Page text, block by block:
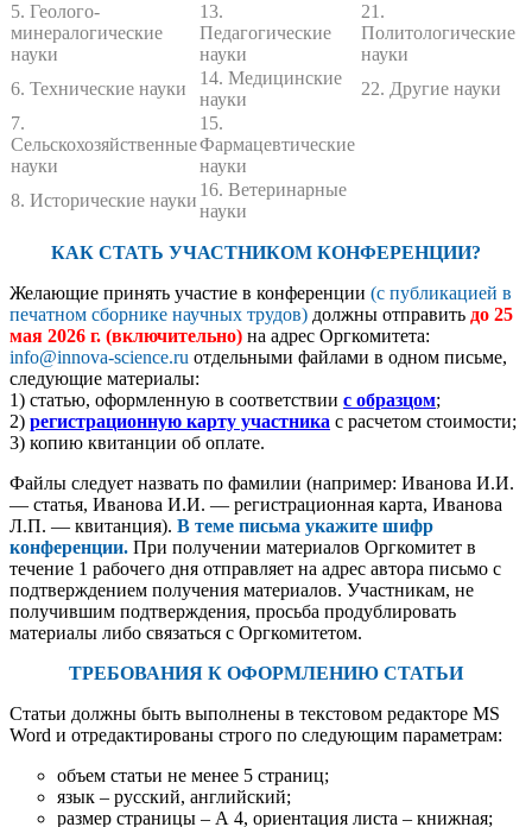
5. Геолого-
минералогические
науки
13.
Педагогические
науки
21.
Политологические
науки
6. Технические науки
14. Медицинские
науки
22. Другие науки
7.
Сельскохозяйственные
науки
15.
Фармацевтические
науки
8. Исторические науки
16. Ветеринарные
науки
КАК СТАТЬ УЧАСТНИКОМ КОНФЕРЕНЦИИ?
Желающие принять участие в конференции (с публикацией в
печатном сборнике научных трудов) должны отправить до 25
мая 2026 г. (включительно) на адрес Оргкомитета:
info@innova-science.ru отдельными файлами в одном письме,
следующие материалы:
1) статью, оформленную в соответствии с образцом;
2) регистрационную карту участника с расчетом стоимости;
3) копию квитанции об оплате.
Файлы следует назвать по фамилии (например: Иванова И.И.
— статья, Иванова И.И. — регистрационная карта, Иванова
Л.П. — квитанция). В теме письма укажите шифр
конференции. При получении материалов Оргкомитет в
течение 1 рабочего дня отправляет на адрес автора письмо с
подтверждением получения материалов. Участникам, не
получившим подтверждения, просьба продублировать
материалы либо связаться с Оргкомитетом.
ТРЕБОВАНИЯ К ОФОРМЛЕНИЮ СТАТЬИ
Статьи должны быть выполнены в текстовом редакторе MS
Word и отредактированы строго по следующим параметрам:
объем статьи не менее 5 страниц;
язык – русский, английский;
размер страницы – А 4, ориентация листа – книжная;